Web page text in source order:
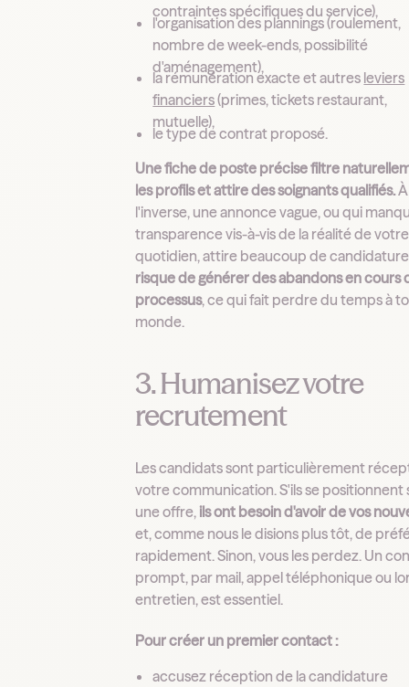
contraintes spécifiques du service),
l'organisation des plannings (roulement,
nombre de week-ends, possibilité
d'aménagement),
la rémunération exacte et autres leviers
financiers(primes, tickets restaurant,
mutuelle),
le type de contrat proposé.
Une fiche de poste précise filtre
les profils et attire des soignants qualifiés.À
l'inverse, une annonce vague, ou qui
transparence vis-à-vis de la réalité de votre
quotidien, attire beaucoup de
risque de générer des abandons en cours
processus, ce qui fait perdre du temps à
monde.
3. Humanisez votre
recrutement
Les candidats sont particulièrement
votre communication. S'ils se positionnent
une offre,ils ont besoin d'avoir de vos
et, comme nous le disions plus tôt, de
rapidement. Sinon, vous les perdez. Un
prompt, par mail, appel téléphonique ou
entretien, est essentiel.
Pour créer un premier contact :
accusez réception de la candidature